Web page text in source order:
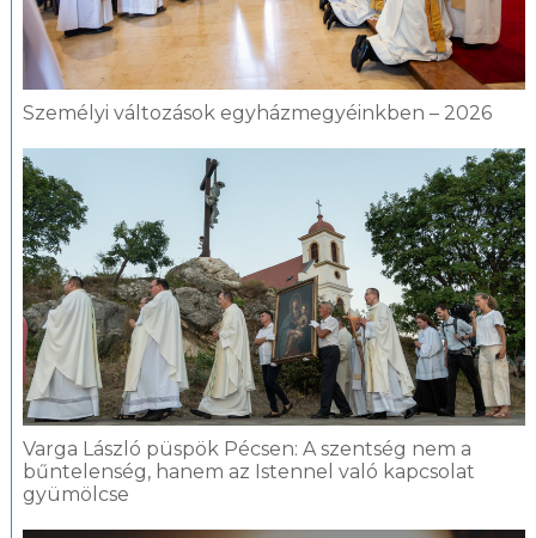
Személyi változások egyházmegyéinkben – 2026
Varga László püspök Pécsen: A szentség nem a
bűntelenség, hanem az Istennel való kapcsolat
gyümölcse